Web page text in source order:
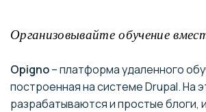
Организовывайте обучение
Opigno– платформа удаленного
построенная на системе Drupal. На
разрабатываются и простые блоги,